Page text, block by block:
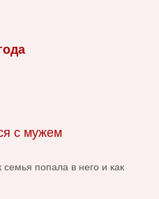
с мужем
семья попала в него и как